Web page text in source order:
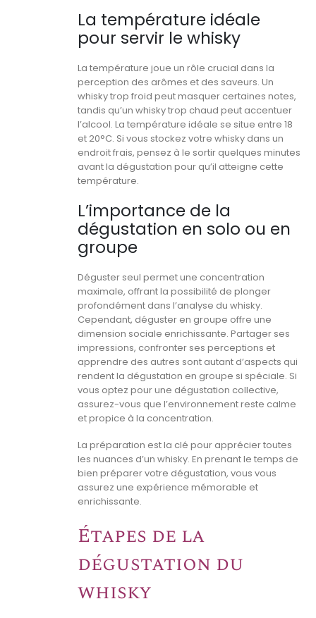
La température idéale
pour servir le whisky
La température joue un rôle crucial dans la
perception des arômes et des saveurs. Un
whisky trop froid peut masquer certaines notes,
tandis qu’un whisky trop chaud peut accentuer
l’alcool. La température idéale se situe entre 18
et 20°C. Si vous stockez votre whisky dans un
endroit frais, pensez à le sortir quelques minutes
avant la dégustation pour qu’il atteigne cette
température.
L’importance de la
dégustation en solo ou en
groupe
Déguster seul permet une concentration
maximale, offrant la possibilité de plonger
profondément dans l’analyse du whisky.
Cependant, déguster en groupe offre une
dimension sociale enrichissante. Partager ses
impressions, confronter ses perceptions et
apprendre des autres sont autant d’aspects qui
rendent la dégustation en groupe si spéciale. Si
vous optez pour une dégustation collective,
assurez-vous que l’environnement reste calme
et propice à la concentration.
La préparation est la clé pour apprécier toutes
les nuances d’un whisky. En prenant le temps de
bien préparer votre dégustation, vous vous
assurez une expérience mémorable et
enrichissante.
Étapes de la
dégustation du
whisky